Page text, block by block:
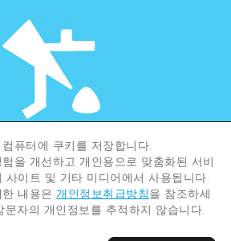
Tourism Association /
/ Hiroshima City .
rights reserved
퓨터에 쿠키를 저장합니다.
을 개선하고 개인용으로 맞춤화된 서비
사이트 및 기타 미디어에서 사용됩니다.
한 내용은개인정보취급방침을 참조하세
문자의 개인정보를 추적하지 않습니다.